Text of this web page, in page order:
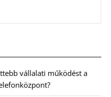
vállalati működést a